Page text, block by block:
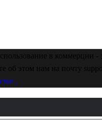
в
об этом нам на почту